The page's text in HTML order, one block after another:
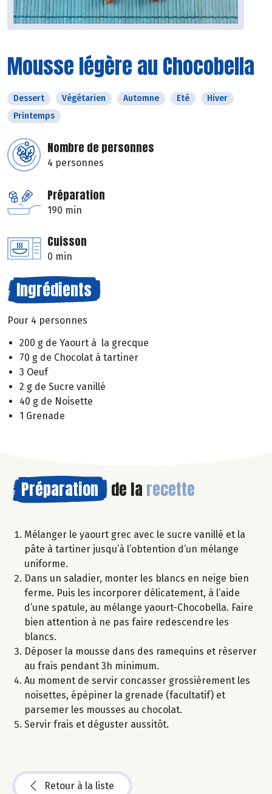
Mousse légère au Chocobella
Dessert Végétarien Automne Eté
Hiver
Printemps
Nombre de personnes
4 personnes
Préparation
190 min
Cuisson
0 min
Ingrédients
Pour 4 personnes
200 g de Yaourt à la grecque
70 g de Chocolat à tartiner
3 Oeuf
2 g de Sucre vanillé
40 g de Noisette
1 Grenade
Préparation de la recette
Mélanger le yaourt grec avec le sucre vanillé et la
pâte à tartiner jusqu’à l’obtention d’un mélange
uniforme.
Dans un saladier, monter les blancs en neige bien
ferme. Puis les incorporer délicatement, à l’aide
d’une spatule, au mélange yaourt-Chocobella. Faire
bien attention à ne pas faire redescendre les
blancs.
Déposer la mousse dans des ramequins et réserver
au frais pendant 3h minimum.
Au moment de servir concasser grossièrement les
noisettes, épépiner la grenade (facultatif) et
parsemer les mousses au chocolat.
Servir frais et déguster aussitôt.
Retour à la liste